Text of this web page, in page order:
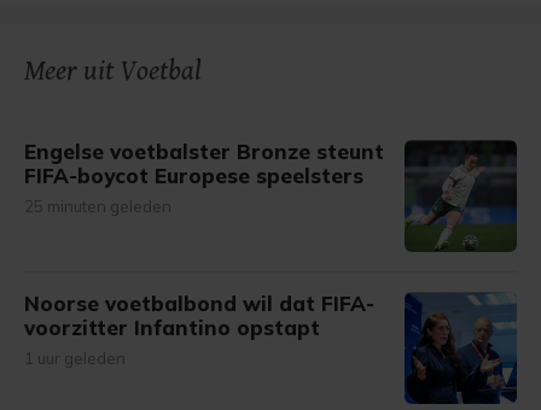
Meer uit Voetbal
Engelse voetbalster Bronze steunt
FIFA-boycot Europese speelsters
25 minuten geleden
Noorse voetbalbond wil dat FIFA-
voorzitter Infantino opstapt
1 uur geleden